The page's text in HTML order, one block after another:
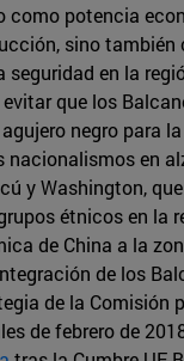
como potencia
sino también
seguridad en la
evitar que los
negro para
nacionalismos en
y Washington,
étnicos en la
de China a la
de los
de la Comisión
de febrero de